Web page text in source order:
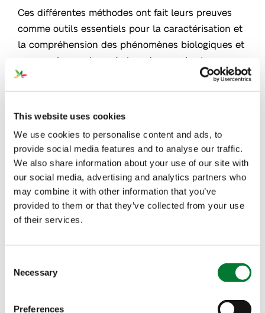
This website uses cookies
We use cookies to personalise content and ads, to
provide social media features and to analyse our traffic.
We also share information about your use of our site with
our social media, advertising and analytics partners who
may combine it with other information that you’ve
provided to them or that they’ve collected from your use
of their services.
Selection
Necessary
Preferences
Ces différentes méthodes ont fait leurs preuves
comme outils essentiels pour la caractérisation et
la compréhension des phénomènes biologiques et
agronomiques observés lors des essais et
augmentent les performances des cultures.
Modes d’action
Plants for Plants®4-Good
Plants for Plants 4-Vita
Plants for Plants
Les modes d'action des